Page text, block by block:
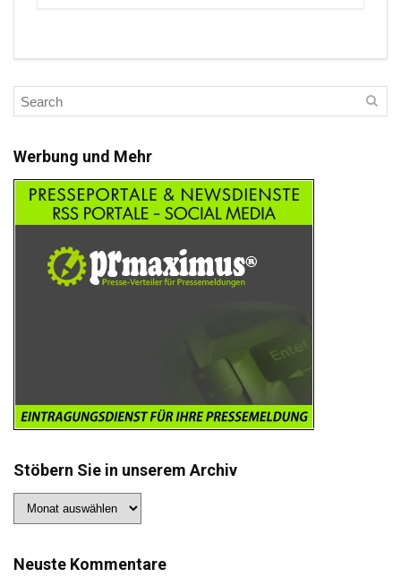
Werbung und Mehr
Stöbern Sie in unserem Archiv
Sie
Archiv
Neuste Kommentare